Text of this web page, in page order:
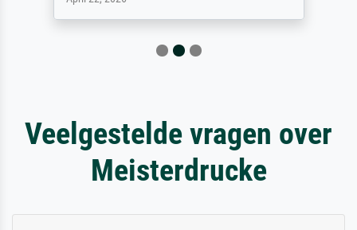
Veelgestelde vragen over
Meisterdrucke